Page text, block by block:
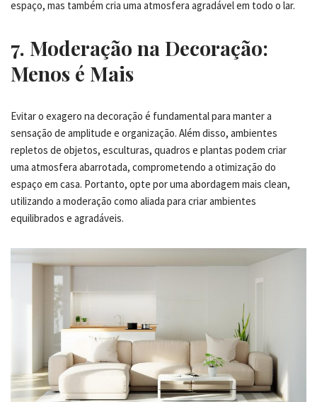
espaço, mas também cria uma atmosfera agradável em todo o lar.
7. Moderação na Decoração:
Menos é Mais
Evitar o exagero na decoração é fundamental para manter a
sensação de amplitude e organização. Além disso, ambientes
repletos de objetos, esculturas, quadros e plantas podem criar
uma atmosfera abarrotada, comprometendo a otimização do
espaço em casa. Portanto, opte por uma abordagem mais clean,
utilizando a moderação como aliada para criar ambientes
equilibrados e agradáveis.